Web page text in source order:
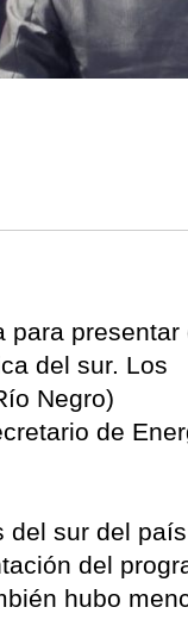
para presentar
del sur. Los
Negro)
de
del sur del
del
hubo